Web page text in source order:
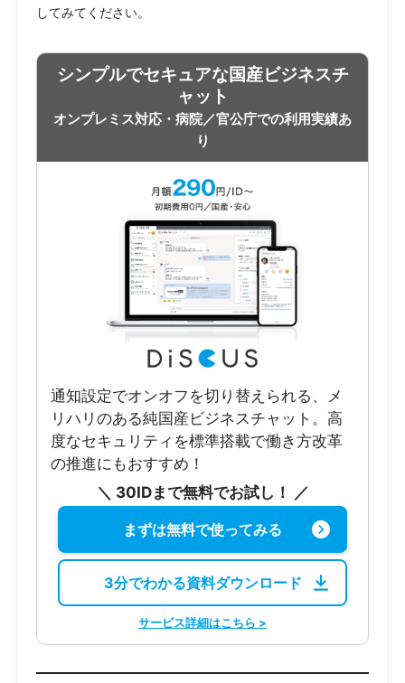
してみてください。
シンプルでセキュアな国産ビジネスチ
ャット
オンプレミス対応・病院／官公庁での利用実績あ
り
通知設定でオンオフを切り替えられる、メ
リハリのある純国産ビジネスチャット。高
度なセキュリティを標準搭載で働き方改革
の推進にもおすすめ！
＼ 30IDまで無料でお試し！ ／
まずは無料で使ってみる
3分でわかる資料ダウンロード
サービス詳細はこちら >